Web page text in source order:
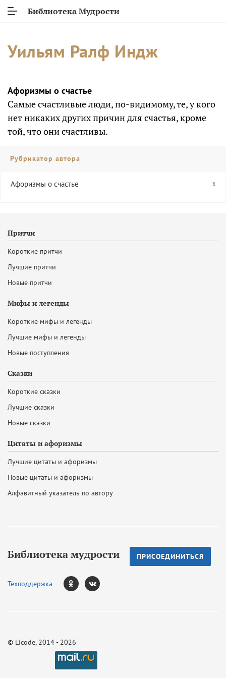
Библиотека Мудрости
Уильям Ралф Индж
Афоризмы о счастье
Самые счастливые люди, по-видимому, те, у кого
нет никаких других причин для счастья, кроме
той, что они счастливы.
Рубрикатор автора
Афоризмы о счастье 1
Притчи
Короткие притчи
Лучшие притчи
Новые притчи
Мифы и легенды
Короткие мифы и легенды
Лучшие мифы и легенды
Новые поступления
Сказки
Короткие сказки
Лучшие сказки
Новые сказки
Цитаты и афоризмы
Лучшие цитаты и афоризмы
Новые цитаты и афоризмы
Алфавитный указатель по автору
Библиотека мудрости ПРИСОЕДИНИТЬСЯ
Техподдержка
© Licode, 2014 - 2026